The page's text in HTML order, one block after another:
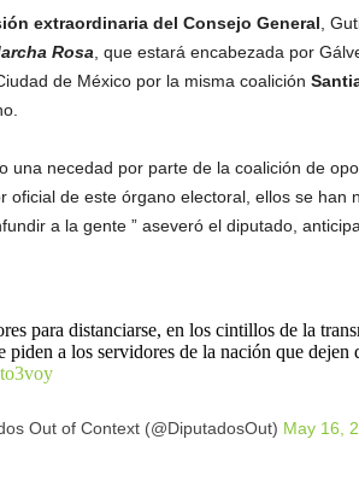
extraordinaria del Consejo General ,
Rosa , que estará encabezada por
de México por la misma coalición
una necedad por parte de la coalición de
oficial de este órgano electoral, ellos se han
a la gente ” aseveró el diputado,
para distanciarse, en los cintillos de la
piden a los servidores de la nación que dejen
Out of Context (@DiputadosOut) May 16,